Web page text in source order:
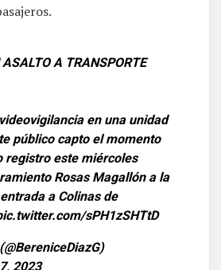
A TRANSPORTE
en una unidad
público capto el momento
registro este miércoles
Rosas Magallón a la
a Colinas de
sPH1zSHTtD
2023